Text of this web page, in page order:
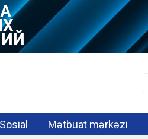
Sosial Mətbuat mərkəzi